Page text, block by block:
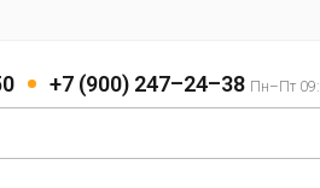
+7 (900) 247–24–38 Пн–Пт